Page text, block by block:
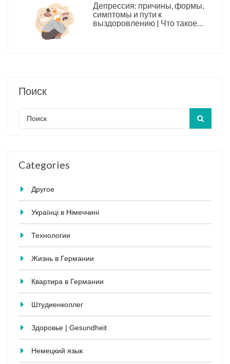
Депрессия: причины, формы,
симптомы и пути к
выздоровлению | Что такое
Поиск
Categories
Другое
Українці в Німеччині
Технологии
Жизнь в Германии
Квартира в Германии
Штудиенколлег
Здоровье | Gesundheit
Немецкий язык